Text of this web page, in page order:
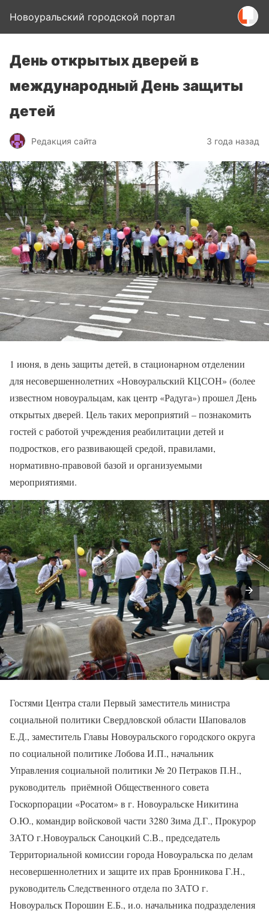
Новоуральский городской портал
День открытых дверей в
международный День защиты
детей
Редакция сайта 3 года назад
1 июня, в день защиты детей, в стационарном отделении
для несовершеннолетних «Новоуральский КЦСОН» (более
известном новоуральцам, как центр «Радуга») прошел День
открытых дверей. Цель таких мероприятий – познакомить
гостей с работой учреждения реабилитации детей и
подростков, его развивающей средой, правилами,
нормативно-правовой базой и организуемыми
мероприятиями.
Гостями Центра стали Первый заместитель министра
социальной политики Свердловской области Шаповалов
Е.Д., заместитель Главы Новоуральского городского округа
по социальной политике Лобова И.П., начальник
Управления социальной политики № 20 Петраков П.Н.,
руководитель приёмной Общественного совета
Госкорпорации «Росатом» в г. Новоуральске Никитина
О.Ю., командир войсковой части 3280 Зима Д.Г., Прокурор
ЗАТО г.Новоуральск Саноцкий С.В., председатель
Территориальной комиссии города Новоуральска по делам
несовершеннолетних и защите их прав Бронникова Г.Н.,
руководитель Следственного отдела по ЗАТО г.
Новоуральск Порошин Е.Б., и.о. начальника подразделения